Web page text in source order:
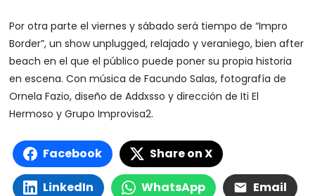
Por otra parte el viernes y sábado será tiempo de “Impro
Border”, un show unplugged, relajado y veraniego, bien after
beach en el que el público puede poner su propia historia
en escena. Con música de Facundo Salas, fotografía de
Ornela Fazio, diseño de Addxsso y dirección de Iti El
Hermoso y Grupo Improvisa2.
Facebook Share on X
LinkedIn WhatsApp Email